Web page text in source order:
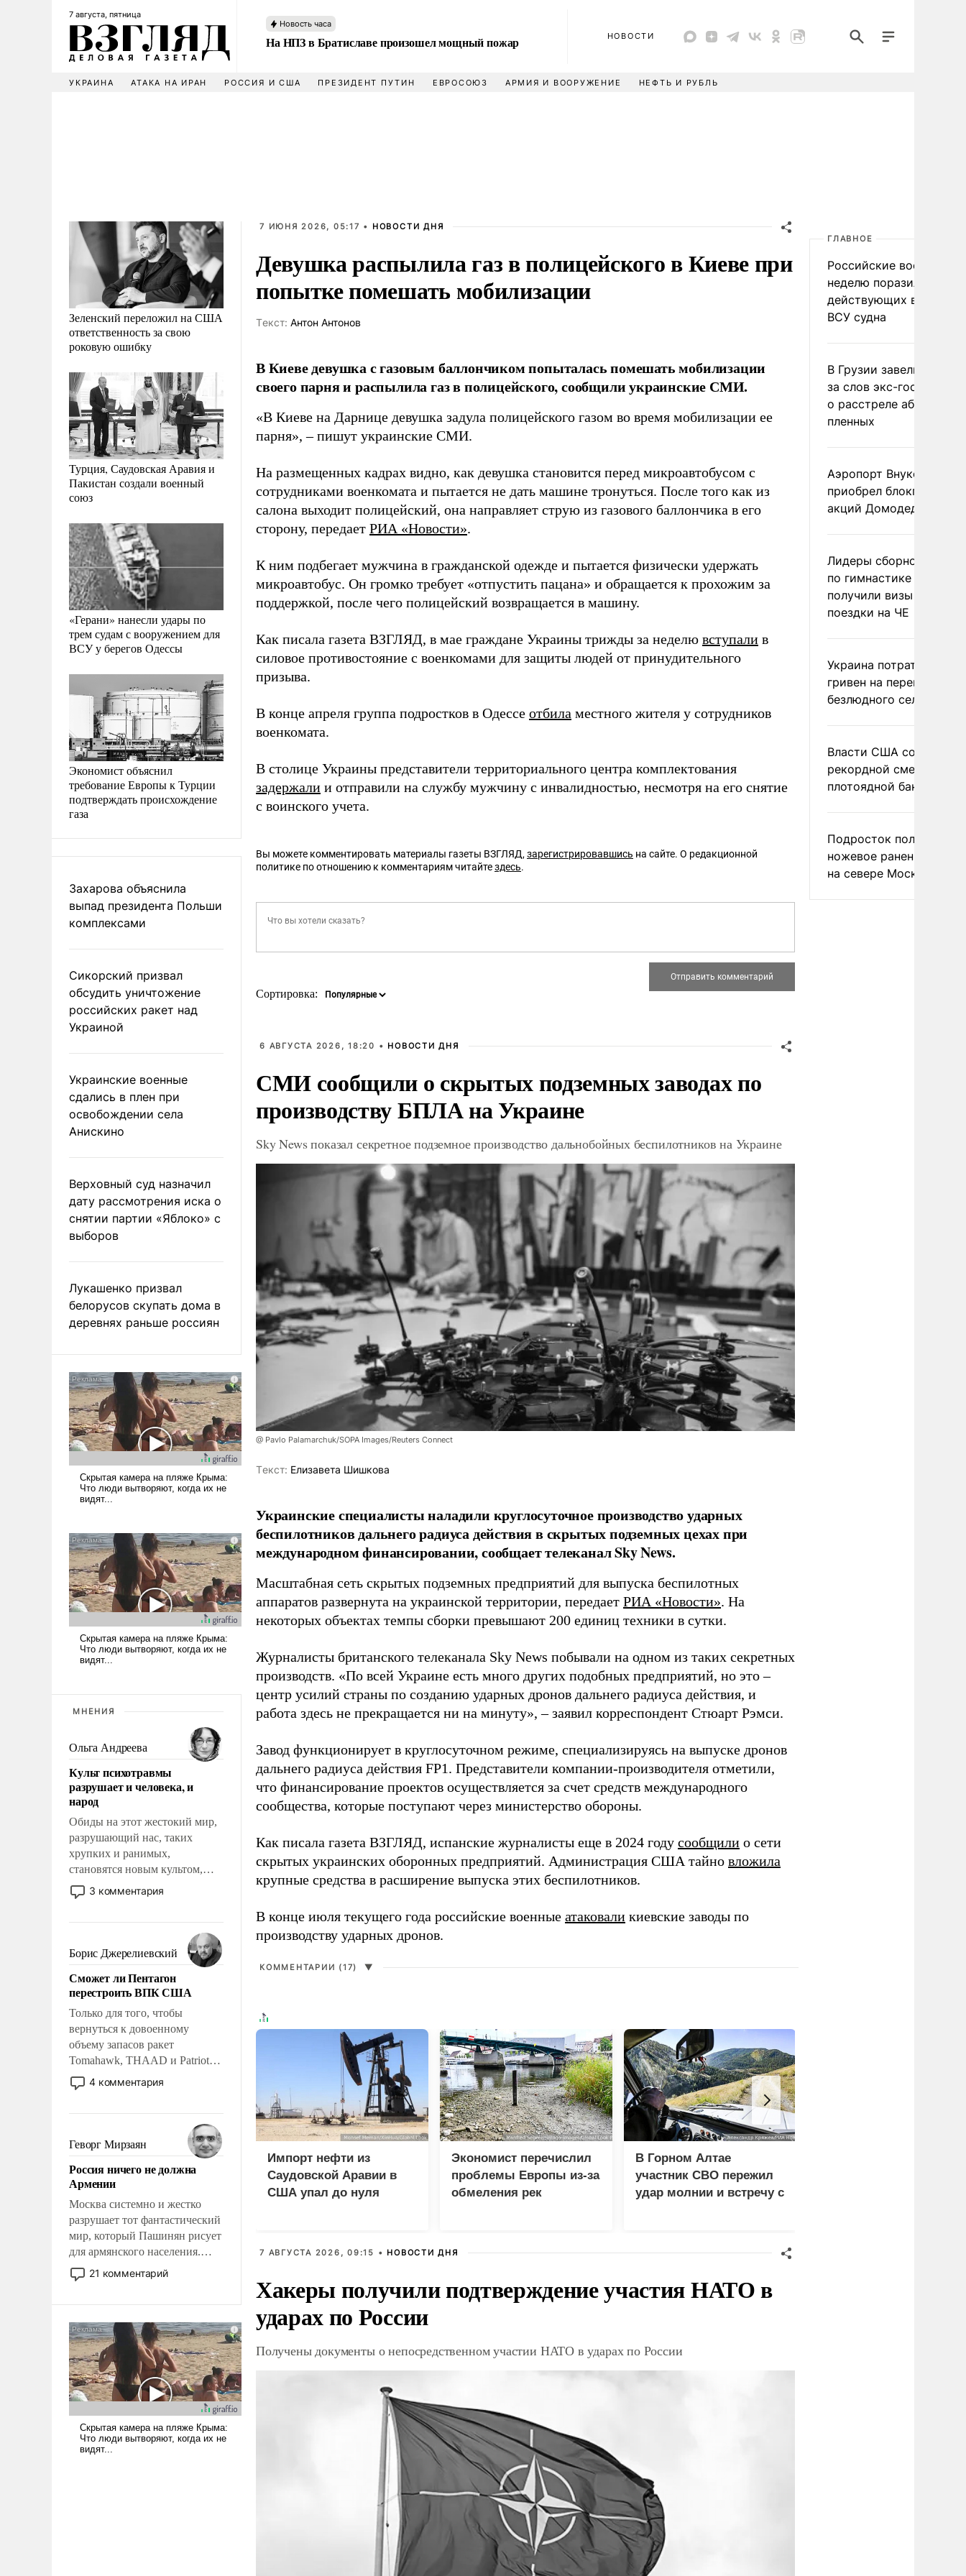
7 августа, пятница
Новость часа
На НПЗ в Братиславе произошел мощный пожар НОВОСТИ
УКРАИНА АТАКА НА ИРАН РОССИЯ И США ПРЕЗИДЕНТ ПУТИН ЕВРОСОЮЗ АРМИЯ И ВООРУЖЕНИЕ НЕФТЬ И РУБЛЬ
Зеленский переложил на США
ответственность за свою
роковую ошибку
Турция, Саудовская Аравия и
Пакистан создали военный
союз
«Герани» нанесли удары по
трем судам с вооружением для
ВСУ у берегов Одессы
Экономист объяснил
требование Европы к Турции
подтверждать происхождение
газа
Захарова объяснила
выпад президента Польши
комплексами
Сикорский призвал
обсудить уничтожение
российских ракет над
Украиной
Украинские военные
сдались в плен при
освобождении села
Анискино
Верховный суд назначил
дату рассмотрения иска о
снятии партии «Яблоко» с
выборов
Лукашенко призвал
белорусов скупать дома в
деревнях раньше россиян
МНЕНИЯ
Ольга Андреева
Культ психотравмы
разрушает и человека, и
народ
Обиды на этот жестокий мир,
разрушающий нас, таких
хрупких и ранимых,
становятся новым культом,
постепенно вытесняя и
отменяя традиционное
мужественным и твердым под
ударами судьбы, брать на себя
ответственность, помогать
слабым, идти вперед и
адаптироваться.
3 комментария
Борис Джерелиевский
Сможет ли Пентагон
перестроить ВПК США
Только для того, чтобы
вернуться к довоенному
объему запасов ракет
Tomahawk, THAAD и Patriot
США потребуется более трех
лет. Даже небольшая война с
Сложившаяся ситуация
означает многолетний период
уязвимости США, например,
перед Китаем.
4 комментария
Геворг Мирзаян
Россия ничего не должна
Армении
Москва системно и жестко
разрушает тот фантастический
мир, который Пашинян рисует
для армянского населения.
Мир, где политические
прожекты будут безусловно
налогоплательщиков и где
Еревану за свои поступки не
нужно отвечать.
21 комментарий
7 ИЮНЯ 2026, 05:17 • НОВОСТИ ДНЯ
Девушка распылила газ в полицейского в Киеве при
попытке помешать мобилизации
Tекст: Антон Антонов
В Киеве девушка с газовым баллончиком попыталась помешать мобилизации
своего парня и распылила газ в полицейского, сообщили украинские СМИ.
«В Киеве на Дарнице девушка задула полицейского газом во время мобилизации ее
парня», – пишут украинские СМИ.
На размещенных кадрах видно, как девушка становится перед микроавтобусом с
сотрудниками военкомата и пытается не дать машине тронуться. После того как из
салона выходит полицейский, она направляет струю из газового баллончика в его
сторону, передает РИА «Новости».
К ним подбегает мужчина в гражданской одежде и пытается физически удержать
микроавтобус. Он громко требует «отпустить пацана» и обращается к прохожим за
поддержкой, после чего полицейский возвращается в машину.
Как писала газета ВЗГЛЯД, в мае граждане Украины трижды за неделю вступали в
силовое противостояние с военкомами для защиты людей от принудительного
призыва.
В конце апреля группа подростков в Одессе отбила местного жителя у сотрудников
военкомата.
В столице Украины представители территориального центра комплектования
задержали и отправили на службу мужчину с инвалидностью, несмотря на его снятие
с воинского учета.
Вы можете комментировать материалы газеты ВЗГЛЯД, зарегистрировавшись на сайте. О редакционной
политике по отношению к комментариям читайтездесь.
Сортировка:
6 АВГУСТА 2026, 18:20 • НОВОСТИ ДНЯ
СМИ сообщили о скрытых подземных заводах по
производству БПЛА на Украине
Sky News показал секретное подземное производство дальнобойных беспилотников на Украине
@ Pavlo Palamarchuk/SOPA Images/Reuters Connect
Tекст: Елизавета Шишкова
Украинские специалисты наладили круглосуточное производство ударных
беспилотников дальнего радиуса действия в скрытых подземных цехах при
международном финансировании, сообщает телеканал Sky News.
Масштабная сеть скрытых подземных предприятий для выпуска беспилотных
аппаратов развернута на украинской территории, передает РИА «Новости». На
некоторых объектах темпы сборки превышают 200 единиц техники в сутки.
Журналисты британского телеканала Sky News побывали на одном из таких секретных
производств. «По всей Украине есть много других подобных предприятий, но это –
центр усилий страны по созданию ударных дронов дальнего радиуса действия, и
работа здесь не прекращается ни на минуту», – заявил корреспондент Стюарт Рэмси.
Завод функционирует в круглосуточном режиме, специализируясь на выпуске дронов
дальнего радиуса действия FP1. Представители компании-производителя отметили,
что финансирование проектов осуществляется за счет средств международного
сообщества, которые поступают через министерство обороны.
Как писала газета ВЗГЛЯД, испанские журналисты еще в 2024 году сообщили о сети
скрытых украинских оборонных предприятий. Администрация США тайно вложила
крупные средства в расширение выпуска этих беспилотников.
В конце июля текущего года российские военные атаковали киевские заводы по
производству ударных дронов.
КОММЕНТАРИИ (17) ▼
Импорт нефти из
Саудовской Аравии в
США упал до нуля
Экономист перечислил
проблемы Европы из-за
обмеления рек
В Горном Алтае
участник СВО пережил
удар молнии и встречу с
7 АВГУСТА 2026, 09:15 • НОВОСТИ ДНЯ
Хакеры получили подтверждение участия НАТО в
ударах по России
Получены документы о непосредственном участии НАТО в ударах по России
ГЛАВНОЕ
Российские военные за
неделю поразили 34
действующих в
ВСУ судна
В Грузии завели дело
за слов экс-
о расстреле абхазских
пленных
Аэропорт Внуково
приобрел блокпакет
акций Домодедово
Лидеры сборной
по гимнастике не
получили визы для
поездки на ЧЕ
Украина потратила 1
гривен на
безлюдного села
Власти США сообщили
рекордной смертности
плотоядной бактерии
Подросток получил
ножевое ранение в
на севере Москвы